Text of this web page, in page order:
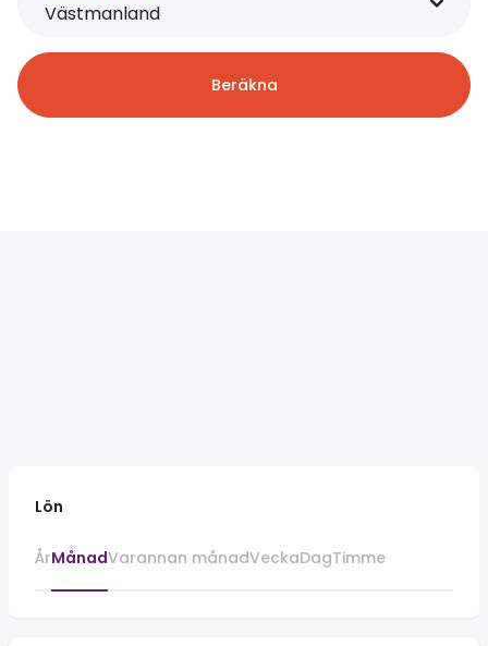
Västmanland
Beräkna
Lön
ÅrMånadVarannan månadVeckaDagTimme